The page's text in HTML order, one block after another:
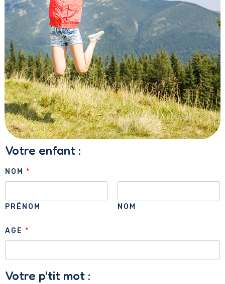
Votre enfant :
NOM *
PRÉNOM NOM
AGE *
Votre p'tit mot :